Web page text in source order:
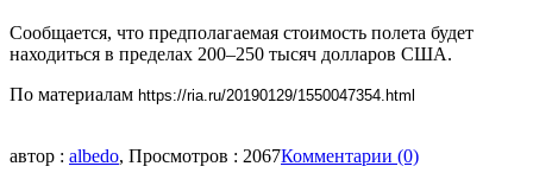
Сообщается, что предполагаемая стоимость полета будет
находиться в пределах 200–250 тысяч долларов США.
По материалам https://ria.ru/20190129/1550047354.html
автор : albedo, Просмотров : 2067Комментарии (0)